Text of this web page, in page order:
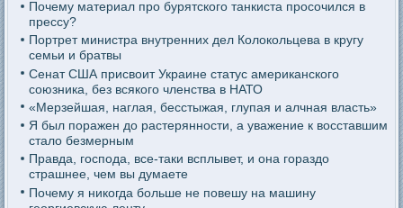
Почему материал про бурятского танкиста просочился в
прессу?
Портрет министра внутренних дел Колокольцева в кругу
семьи и братвы
Сенат США присвоит Украине статус американского
союзника, без всякого членства в НАТО
«Мерзейшая, наглая, бесстыжая, глупая и алчная власть»
Я был поражен до растерянности, а уважение к восставшим
стало безмерным
Правда, господа, все-таки всплывет, и она гораздо
страшнее, чем вы думаете
Почему я никогда больше не повешу на машину